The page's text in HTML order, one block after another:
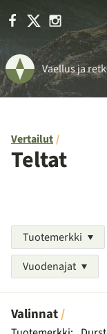
Facebook
Vaellus ja
Vertailut
Teltat
Tuotemerkki
Vuodenajat
Valinnat